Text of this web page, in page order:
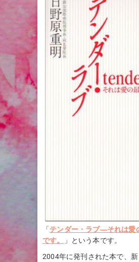
「テンダー・ラブ―それは愛
です。
」という本です。
2004年に発刊された本で、新